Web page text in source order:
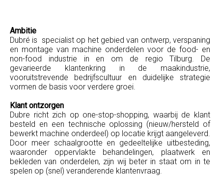
Ambitie
Dubré is specialist op het gebied van ontwerp, verspaning
en montage van machine onderdelen voor de food- en
non-food industrie in en om de regio Tilburg. De
gevarieerde klantenkring in de maakindustrie,
vooruitstrevende bedrijfscultuur en duidelijke strategie
vormen de basis voor verdere groei.
Klant ontzorgen
Dubre richt zich op one-stop-shopping, waarbij de klant
besteld en een technische oplossing (nieuw/hersteld of
bewerkt machine onderdeel) op locatie krijgt aangeleverd.
Door meer schaalgrootte en gedeeltelijke uitbesteding,
waaronder oppervlakte behandelingen, plaatwerk en
bekleden van onderdelen, zijn wij beter in staat om in te
spelen op (snel) veranderende klantenvraag.